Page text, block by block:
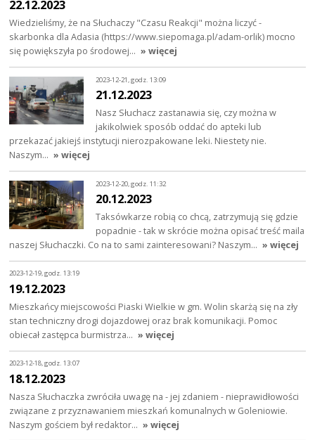
22.12.2023
Wiedzieliśmy, że na Słuchaczy "Czasu Reakcji" można liczyć -
skarbonka dla Adasia (https://www.siepomaga.pl/adam-orlik) mocno
się powiększyła po środowej… » więcej
2023-12-21, godz. 13:09
21.12.2023
Nasz Słuchacz zastanawia się, czy można w
jakikolwiek sposób oddać do apteki lub
przekazać jakiejś instytucji nierozpakowane leki. Niestety nie.
Naszym… » więcej
2023-12-20, godz. 11:32
20.12.2023
Taksówkarze robią co chcą, zatrzymują się gdzie
popadnie - tak w skrócie można opisać treść maila
naszej Słuchaczki. Co na to sami zainteresowani? Naszym… » więcej
2023-12-19, godz. 13:19
19.12.2023
Mieszkańcy miejscowości Piaski Wielkie w gm. Wolin skarżą się na zły
stan techniczny drogi dojazdowej oraz brak komunikacji. Pomoc
obiecał zastępca burmistrza… » więcej
2023-12-18, godz. 13:07
18.12.2023
Nasza Słuchaczka zwróciła uwagę na - jej zdaniem - nieprawidłowości
związane z przyznawaniem mieszkań komunalnych w Goleniowie.
Naszym gościem był redaktor… » więcej